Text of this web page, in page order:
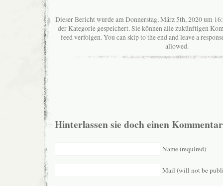
Dieser Bericht wurde am Donnerstag, März 5th, 2020 um
der Kategorie gespeichert. Sie können alle zukünftigen
feed verfolgen. You can skip to the end and leave a
allowed.
Hinterlassen sie doch einen
Name (required)
Mail (will not be